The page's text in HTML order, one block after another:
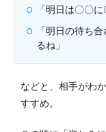
「明日は〇〇
「明日の待ち
るね」
などと、相手がわ
すすめ。